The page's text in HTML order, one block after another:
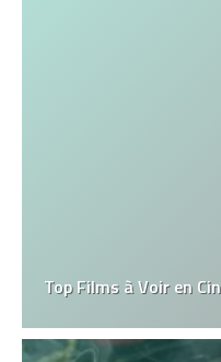
Top Films à Voir en